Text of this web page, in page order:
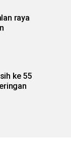
raya
ke 55